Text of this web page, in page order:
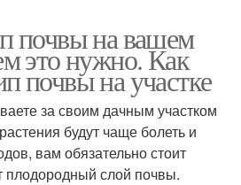
почвы на вашем
это нужно. Как
почвы на участке
за своим дачным участком
будут чаще болеть и
вам обязательно стоит
плодородный слой почвы.